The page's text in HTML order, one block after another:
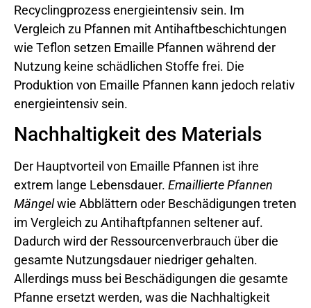
Recyclingprozess energieintensiv sein. Im
Vergleich zu Pfannen mit Antihaftbeschichtungen
wie Teflon setzen Emaille Pfannen während der
Nutzung keine schädlichen Stoffe frei. Die
Produktion von Emaille Pfannen kann jedoch relativ
energieintensiv sein.
Nachhaltigkeit des Materials
Der Hauptvorteil von Emaille Pfannen ist ihre
extrem lange Lebensdauer. Emaillierte Pfannen
Mängelwie Abblättern oder Beschädigungen treten
im Vergleich zu Antihaftpfannen seltener auf.
Dadurch wird der Ressourcenverbrauch über die
gesamte Nutzungsdauer niedriger gehalten.
Allerdings muss bei Beschädigungen die gesamte
Pfanne ersetzt werden, was die Nachhaltigkeit